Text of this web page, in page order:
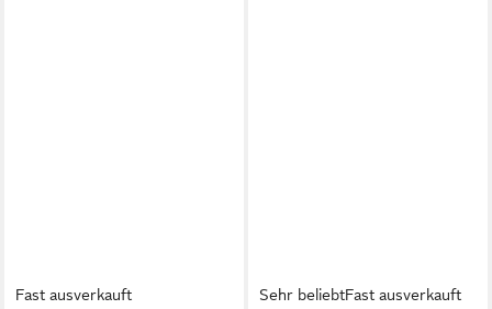
Fast ausverkauft Sehr beliebtFast ausverkauft